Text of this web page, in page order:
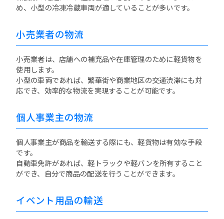
め、小型の冷凍冷蔵車両が適していることが多いです。
小売業者の物流
小売業者は、店舗への補充品や在庫管理のために軽貨物を
使用します。
小型の車両であれば、繁華街や商業地区の交通渋滞にも対
応でき、効率的な物流を実現することが可能です。
個人事業主の物流
個人事業主が商品を輸送する際にも、軽貨物は有効な手段
です。
自動車免許があれば、軽トラックや軽バンを所有すること
ができ、自分で商品の配送を行うことができます。
イベント用品の輸送